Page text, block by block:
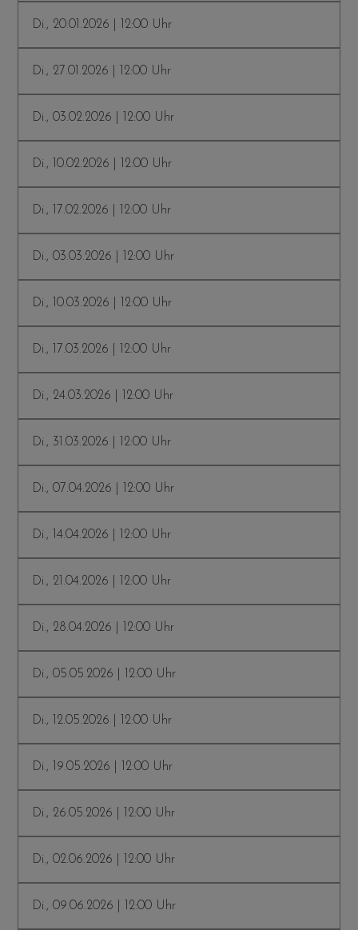
Di., 20.01.2026 | 12:00 Uhr
Di., 27.01.2026 | 12:00 Uhr
Di., 03.02.2026 | 12:00 Uhr
Di., 10.02.2026 | 12:00 Uhr
Di., 17.02.2026 | 12:00 Uhr
Di., 03.03.2026 | 12:00 Uhr
Di., 10.03.2026 | 12:00 Uhr
Di., 17.03.2026 | 12:00 Uhr
Di., 24.03.2026 | 12:00 Uhr
Di., 31.03.2026 | 12:00 Uhr
Di., 07.04.2026 | 12:00 Uhr
Di., 14.04.2026 | 12:00 Uhr
Di., 21.04.2026 | 12:00 Uhr
Di., 28.04.2026 | 12:00 Uhr
Di., 05.05.2026 | 12:00 Uhr
Di., 12.05.2026 | 12:00 Uhr
Di., 19.05.2026 | 12:00 Uhr
Di., 26.05.2026 | 12:00 Uhr
Di., 02.06.2026 | 12:00 Uhr
Di., 09.06.2026 | 12:00 Uhr